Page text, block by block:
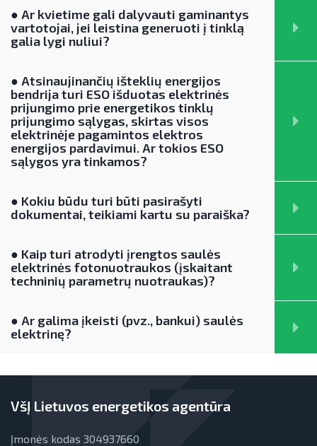
● Ar kvietime gali dalyvauti gaminantys
vartotojai, jei leistina generuoti į tinklą
galia lygi nuliui?
● Atsinaujinančių išteklių energijos
bendrija turi ESO išduotas elektrinės
prijungimo prie energetikos tinklų
prijungimo sąlygas, skirtas visos
elektrinėje pagamintos elektros
energijos pardavimui. Ar tokios ESO
sąlygos yra tinkamos?
● Kokiu būdu turi būti pasirašyti
dokumentai, teikiami kartu su paraiška?
● Kaip turi atrodyti įrengtos saulės
elektrinės fotonuotraukos (įskaitant
techninių parametrų nuotraukas)?
● Ar galima įkeisti (pvz., bankui) saulės
elektrinę?
VšĮ Lietuvos energetikos agentūra
Įmonės kodas 304937660